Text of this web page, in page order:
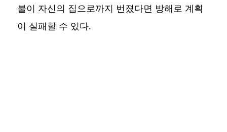
불이 자신의 집으로까지 번졌다면 방해로 계획
이 실패할 수 있다.